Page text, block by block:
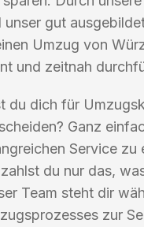
unser gut
Umzug von
und zeitnah
du dich für
Ganz
Service zu
du nur das,
Team steht dir
zur